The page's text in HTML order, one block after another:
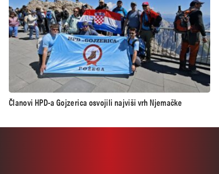
Članovi HPD-a Gojzerica osvojili najviši vrh Njemačke